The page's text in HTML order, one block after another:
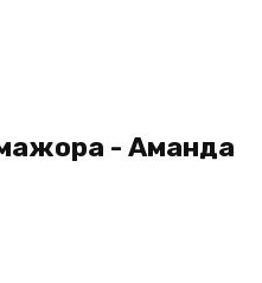
- Аманда